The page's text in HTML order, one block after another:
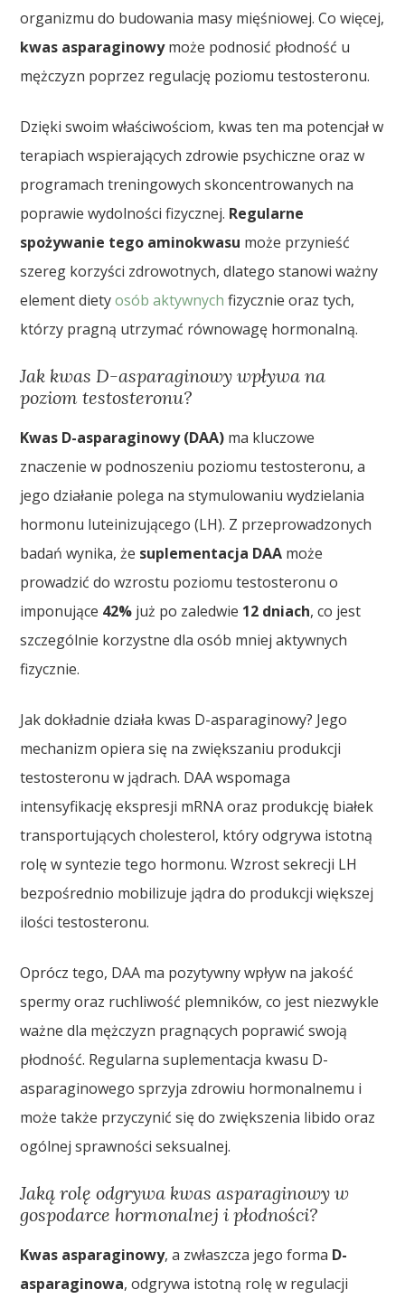
organizmu do budowania masy mięśniowej. Co więcej,
kwas asparaginowymoże podnosić płodność u
mężczyzn poprzez regulację poziomu testosteronu.
Dzięki swoim właściwościom, kwas ten ma potencjał w
terapiach wspierających zdrowie psychiczne oraz w
programach treningowych skoncentrowanych na
poprawie wydolności fizycznej. Regularne
spożywanie tego aminokwasu może przynieść
szereg korzyści zdrowotnych, dlatego stanowi ważny
element dietyosób aktywnych fizycznie oraz tych,
którzy pragną utrzymać równowagę hormonalną.
Jak kwas D-asparaginowy wpływa na
poziom testosteronu?
Kwas D-asparaginowy (DAA) ma kluczowe
znaczenie w podnoszeniu poziomu testosteronu, a
jego działanie polega na stymulowaniu wydzielania
hormonu luteinizującego (LH). Z przeprowadzonych
badań wynika, że suplementacja DAA może
prowadzić do wzrostu poziomu testosteronu o
imponujące 42% już po zaledwie 12 dniach, co jest
szczególnie korzystne dla osób mniej aktywnych
fizycznie.
Jak dokładnie działa kwas D-asparaginowy? Jego
mechanizm opiera się na zwiększaniu produkcji
testosteronu w jądrach. DAA wspomaga
intensyfikację ekspresji mRNA oraz produkcję białek
transportujących cholesterol, który odgrywa istotną
rolę w syntezie tego hormonu. Wzrost sekrecji LH
bezpośrednio mobilizuje jądra do produkcji większej
ilości testosteronu.
Oprócz tego, DAA ma pozytywny wpływ na jakość
spermy oraz ruchliwość plemników, co jest niezwykle
ważne dla mężczyzn pragnących poprawić swoją
płodność. Regularna suplementacja kwasu D-
asparaginowego sprzyja zdrowiu hormonalnemu i
może także przyczynić się do zwiększenia libido oraz
ogólnej sprawności seksualnej.
Jaką rolę odgrywa kwas asparaginowy w
gospodarce hormonalnej i płodności?
Kwas asparaginowy, a zwłaszcza jego forma D-
asparaginowa, odgrywa istotną rolę w regulacji